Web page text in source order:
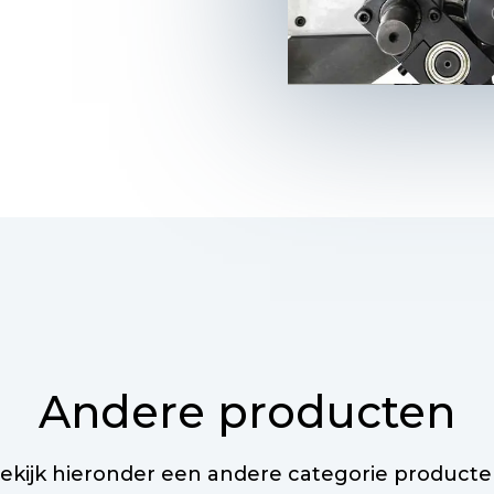
Andere producten
hieronder een andere categorie